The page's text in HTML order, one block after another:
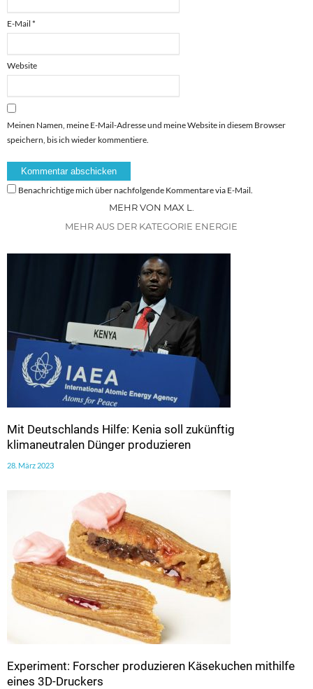
E-Mail *
Website
Meinen Namen, meine E-Mail-Adresse und meine Website in diesem Browser
speichern, bis ich wieder kommentiere.
Benachrichtige mich über nachfolgende Kommentare via E-Mail.
MEHR VON MAX L.
MEHR AUS DER KATEGORIE ENERGIE
Mit Deutschlands Hilfe: Kenia soll zukünftig
klimaneutralen Dünger produzieren
28. März 2023
Experiment: Forscher produzieren Käsekuchen mithilfe
eines 3D-Druckers